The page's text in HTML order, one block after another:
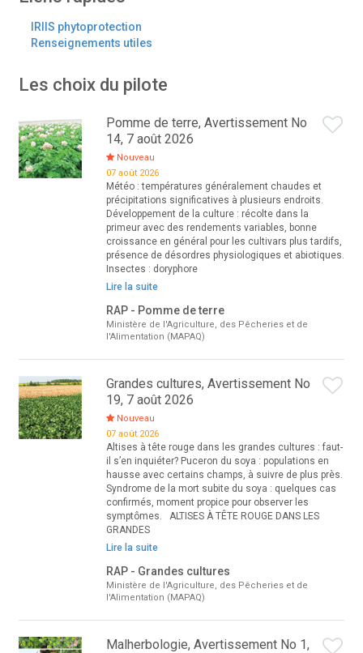
IRIIS phytoprotection
Renseignements utiles
Les choix du pilote
Pomme de terre, Avertissement No
14, 7 août 2026
Nouveau
07 août 2026
Météo : températures généralement chaudes et
précipitations significatives à plusieurs endroits.
Développement de la culture : récolte dans la
primeur avec des rendements variables, bonne
croissance en général pour les cultivars plus tardifs,
présence de désordres physiologiques et abiotiques.
Insectes : doryphore
Lire la suite
RAP - Pomme de terre
Ministère de l'Agriculture, des Pêcheries et de
l'Alimentation (MAPAQ)
Grandes cultures, Avertissement No
19, 7 août 2026
Nouveau
07 août 2026
Altises à tête rouge dans les grandes cultures : faut-
il s’en inquiéter? Puceron du soya : populations en
hausse avec certains champs, à suivre de plus près.
Syndrome de la mort subite du soya : quelques cas
confirmés, moment propice pour observer les
symptômes. ALTISES À TÊTE ROUGE DANS LES
GRANDES
Lire la suite
RAP - Grandes cultures
Ministère de l'Agriculture, des Pêcheries et de
l'Alimentation (MAPAQ)
Malherbologie, Avertissement No 1,